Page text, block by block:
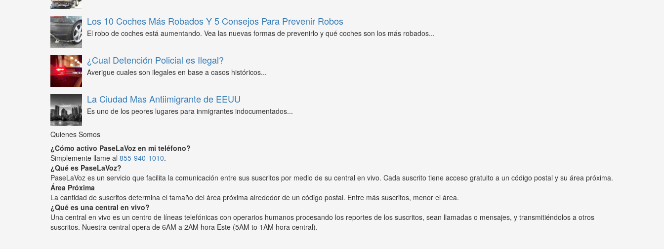
Los 10 Coches Más Robados Y 5 Consejos Para Prevenir Robos
El robo de coches está aumentando. Vea las nuevas formas de prevenirlo y qué coches son los más robados...
¿Cual Detención Policial es Ilegal?
Averigue cuales son ilegales en base a casos históricos...
La Ciudad Mas Antiimigrante de EEUU
Es uno de los peores lugares para inmigrantes indocumentados...
Quienes Somos
¿Cómo activo PaseLaVoz en mi teléfono?
Simplemente llame al 855-940-1010.
¿Qué es PaseLaVoz?
PaseLaVoz es un servicio que facilita la comunicación entre sus suscritos por medio de su central en vivo. Cada suscrito tiene acceso gratuito a un código postal y su área próxima.
Área Próxima
La cantidad de suscritos determina el tamaño del área próxima alrededor de un código postal. Entre más suscritos, menor el área.
¿Qué es una central en vivo?
Una central en vivo es un centro de líneas telefónicas con operarios humanos procesando los reportes de los suscritos, sean llamadas o mensajes, y transmitiéndolos a otros
suscritos. Nuestra central opera de 6AM a 2AM hora Este (5AM to 1AM hora central).